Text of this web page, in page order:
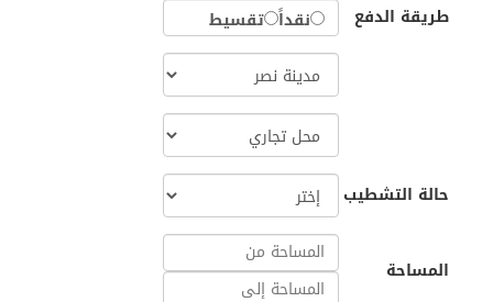
طريقة الدفع نقداً تقسيط
حالة التشطيب
المساحة